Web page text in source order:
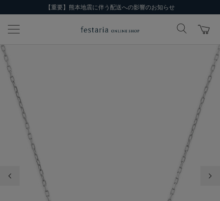
【重要】熊本地震に伴う配送への影響のお知らせ